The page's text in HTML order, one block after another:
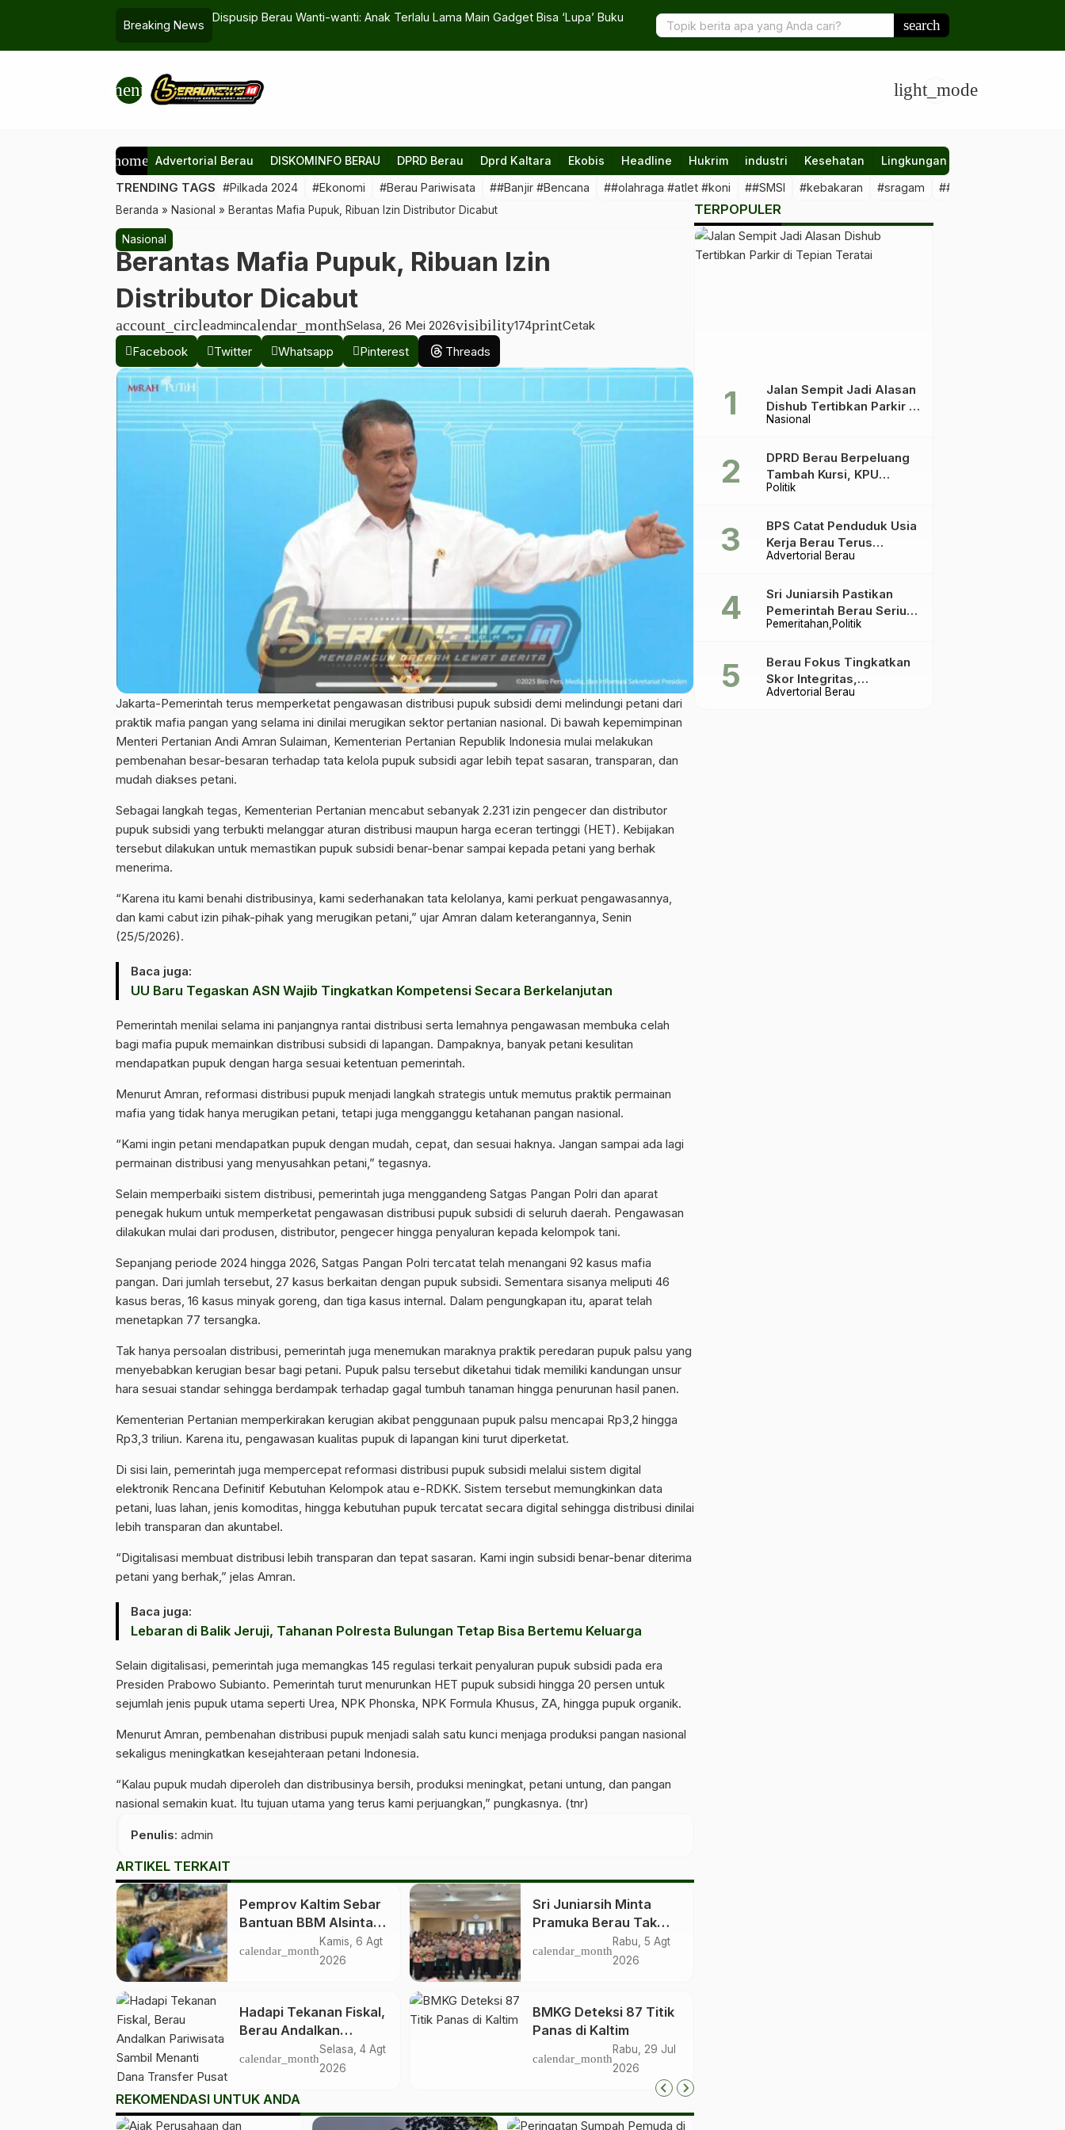
Breaking News
Dispusip Berau Wanti-wanti: Anak Terlalu Lama Main Gadget Bisa ‘Lupa’ Buku Disdik Berau Siapkan Guru Melek Teknologi, AI dan Deep Learning Jadi Fokus
search
menu light_mode
home Advertorial Berau DISKOMINFO BERAU DPRD Berau Dprd Kaltara Ekobis Headline Hukrim industri Kesehatan Lingkungan
TRENDING TAGS #Pilkada 2024 #Ekonomi #Berau Pariwisata ##Banjir #Bencana ##olahraga #atlet #koni ##SMSI #kebakaran #sragam ##sawit #illegal
Beranda » Nasional » Berantas Mafia Pupuk, Ribuan Izin Distributor Dicabut
Nasional
Berantas Mafia Pupuk, Ribuan Izin
Distributor Dicabut
account_circleadmincalendar_monthSelasa, 26 Mei 2026visibility174printCetak
Facebook
Twitter Whatsapp Pinterest Threads
Jakarta-Pemerintah terus memperketat pengawasan distribusi pupuk subsidi demi melindungi petani dari
praktik mafia pangan yang selama ini dinilai merugikan sektor pertanian nasional. Di bawah kepemimpinan
Menteri Pertanian Andi Amran Sulaiman, Kementerian Pertanian Republik Indonesia mulai melakukan
pembenahan besar-besaran terhadap tata kelola pupuk subsidi agar lebih tepat sasaran, transparan, dan
mudah diakses petani.
Sebagai langkah tegas, Kementerian Pertanian mencabut sebanyak 2.231 izin pengecer dan distributor
pupuk subsidi yang terbukti melanggar aturan distribusi maupun harga eceran tertinggi (HET). Kebijakan
tersebut dilakukan untuk memastikan pupuk subsidi benar-benar sampai kepada petani yang berhak
menerima.
“Karena itu kami benahi distribusinya, kami sederhanakan tata kelolanya, kami perkuat pengawasannya,
dan kami cabut izin pihak-pihak yang merugikan petani,” ujar Amran dalam keterangannya, Senin
(25/5/2026).
Baca juga:
UU Baru Tegaskan ASN Wajib Tingkatkan Kompetensi Secara Berkelanjutan
Pemerintah menilai selama ini panjangnya rantai distribusi serta lemahnya pengawasan membuka celah
bagi mafia pupuk memainkan distribusi subsidi di lapangan. Dampaknya, banyak petani kesulitan
mendapatkan pupuk dengan harga sesuai ketentuan pemerintah.
Menurut Amran, reformasi distribusi pupuk menjadi langkah strategis untuk memutus praktik permainan
mafia yang tidak hanya merugikan petani, tetapi juga mengganggu ketahanan pangan nasional.
“Kami ingin petani mendapatkan pupuk dengan mudah, cepat, dan sesuai haknya. Jangan sampai ada lagi
permainan distribusi yang menyusahkan petani,” tegasnya.
Selain memperbaiki sistem distribusi, pemerintah juga menggandeng Satgas Pangan Polri dan aparat
penegak hukum untuk memperketat pengawasan distribusi pupuk subsidi di seluruh daerah. Pengawasan
dilakukan mulai dari produsen, distributor, pengecer hingga penyaluran kepada kelompok tani.
Sepanjang periode 2024 hingga 2026, Satgas Pangan Polri tercatat telah menangani 92 kasus mafia
pangan. Dari jumlah tersebut, 27 kasus berkaitan dengan pupuk subsidi. Sementara sisanya meliputi 46
kasus beras, 16 kasus minyak goreng, dan tiga kasus internal. Dalam pengungkapan itu, aparat telah
menetapkan 77 tersangka.
Tak hanya persoalan distribusi, pemerintah juga menemukan maraknya praktik peredaran pupuk palsu yang
menyebabkan kerugian besar bagi petani. Pupuk palsu tersebut diketahui tidak memiliki kandungan unsur
hara sesuai standar sehingga berdampak terhadap gagal tumbuh tanaman hingga penurunan hasil panen.
Kementerian Pertanian memperkirakan kerugian akibat penggunaan pupuk palsu mencapai Rp3,2 hingga
Rp3,3 triliun. Karena itu, pengawasan kualitas pupuk di lapangan kini turut diperketat.
Di sisi lain, pemerintah juga mempercepat reformasi distribusi pupuk subsidi melalui sistem digital
elektronik Rencana Definitif Kebutuhan Kelompok atau e-RDKK. Sistem tersebut memungkinkan data
petani, luas lahan, jenis komoditas, hingga kebutuhan pupuk tercatat secara digital sehingga distribusi dinilai
lebih transparan dan akuntabel.
“Digitalisasi membuat distribusi lebih transparan dan tepat sasaran. Kami ingin subsidi benar-benar diterima
petani yang berhak,” jelas Amran.
Baca juga:
Lebaran di Balik Jeruji, Tahanan Polresta Bulungan Tetap Bisa Bertemu Keluarga
Selain digitalisasi, pemerintah juga memangkas 145 regulasi terkait penyaluran pupuk subsidi pada era
Presiden Prabowo Subianto. Pemerintah turut menurunkan HET pupuk subsidi hingga 20 persen untuk
sejumlah jenis pupuk utama seperti Urea, NPK Phonska, NPK Formula Khusus, ZA, hingga pupuk organik.
Menurut Amran, pembenahan distribusi pupuk menjadi salah satu kunci menjaga produksi pangan nasional
sekaligus meningkatkan kesejahteraan petani Indonesia.
“Kalau pupuk mudah diperoleh dan distribusinya bersih, produksi meningkat, petani untung, dan pangan
nasional semakin kuat. Itu tujuan utama yang terus kami perjuangkan,” pungkasnya. (tnr)
Penulis: admin
ARTIKEL TERKAIT
Pemprov Kaltim Sebar
Bantuan BBM Alsintan
ke Kelompok Tani di 10
Kabupaten dan Kota
calendar_month
Kamis, 6 Agt
2026
Sri Juniarsih Minta
Pramuka Berau Tak
Sekadar Jalankan
Kegiatan Seremonial
calendar_month
Rabu, 5 Agt
2026
Hadapi Tekanan Fiskal,
Berau Andalkan
Pariwisata Sambil
Menanti Dana Transfer
calendar_month
Selasa, 4 Agt
2026
BMKG Deteksi 87 Titik
Panas di Kaltim
calendar_month
Rabu, 29 Jul
2026
REKOMENDASI UNTUK ANDA
TERPOPULER
Nasional
Jalan Sempit Jadi Alasan
Dishub Tertibkan Parkir di
Tepian Teratai
Politik
DPRD Berau Berpeluang
Tambah Kursi, KPU
Ingatkan Acuannya UU
Advertorial Berau
BPS Catat Penduduk Usia
Kerja Berau Terus
Meningkat Dua Tahun
Pemeritahan Politik
Sri Juniarsih Pastikan
Pemerintah Berau Serius
Tangani Reboisasi dan
Advertorial Berau
Berau Fokus Tingkatkan
Skor Integritas,
Rekomendasi KPK Jadi